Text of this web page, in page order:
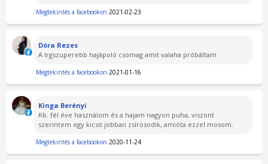
Megtekintés a facebookon 2021-02-23
Dóra Rezes
A lrgszuperebb hajápoló csomag amit valaha próbáltam
Megtekintés a facebookon 2021-01-16
Kinga Berényi
Kb. fél éve használom és a hajam nagyon puha, viszont
szerintem egy kicsit jobban zsírosodik, amióta ezzel mosom.
Megtekintés a facebookon 2020-11-24